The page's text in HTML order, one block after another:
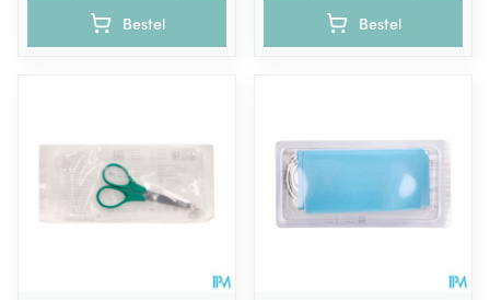
Bestel Bestel